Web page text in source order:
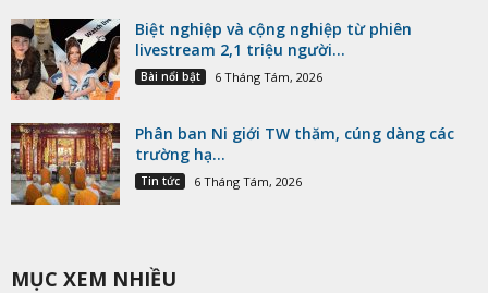
Biệt nghiệp và cộng nghiệp từ phiên
livestream 2,1 triệu người...
Bài nổi bật 6 Tháng Tám, 2026
Phân ban Ni giới TW thăm, cúng dàng các
trường hạ...
Tin tức 6 Tháng Tám, 2026
MỤC XEM NHIỀU